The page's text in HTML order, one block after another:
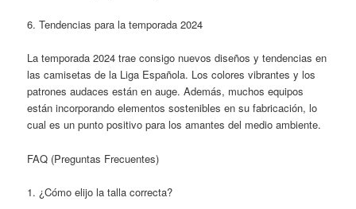
6. Tendencias para la temporada 2024
La temporada 2024 trae consigo nuevos diseños y tendencias en
las camisetas de la Liga Española. Los colores vibrantes y los
patrones audaces están en auge. Además, muchos equipos
están incorporando elementos sostenibles en su fabricación, lo
cual es un punto positivo para los amantes del medio ambiente.
FAQ (Preguntas Frecuentes)
1. ¿Cómo elijo la talla correcta?